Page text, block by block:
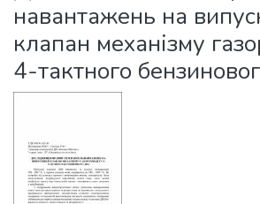
навантажень на
клапан механізму
4-тактного